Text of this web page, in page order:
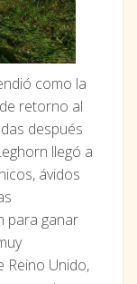
como la
retorno al
después
llegó a
ávidos
para ganar
Reino Unido,